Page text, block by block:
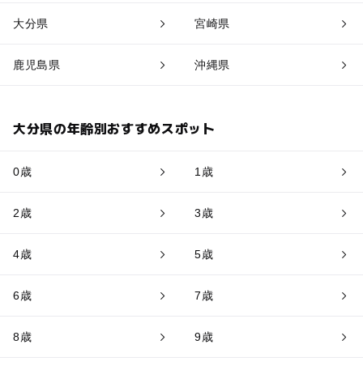
大分県 宮崎県
鹿児島県 沖縄県
大分県の年齢別おすすめスポット
0歳 1歳
2歳 3歳
4歳 5歳
6歳 7歳
8歳 9歳